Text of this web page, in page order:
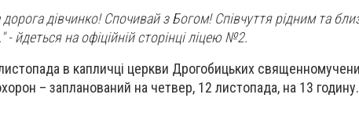
дорога дівчинко! Спочивай з Богом! Співчуття рідним та
йдеться на офіційній сторінці ліцею №2.
в капличці церкви Дрогобицьких
– запланований на четвер, 12 листопада, на 13 годину.